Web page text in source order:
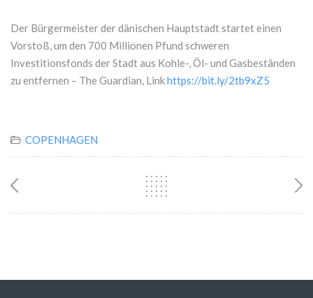
Der Bürgermeister der dänischen Hauptstadt startet einen
Vorstoß, um den 700 Millionen Pfund schweren
Investitionsfonds der Stadt aus Kohle-, Öl- und Gasbeständen
zu entfernen – The Guardian, Linkhttps://bit.ly/2tb9xZ5
COPENHAGEN